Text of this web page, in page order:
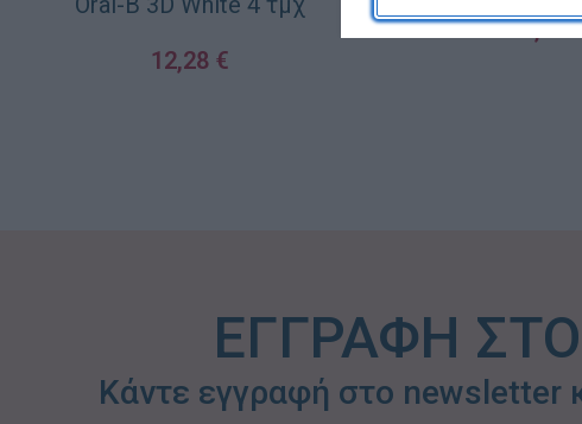
12,28 €
4τμχ
15,89
ΕΓΓΡΑΦΗ ΣΤΟ
Κάντε εγγραφή στο newsletter